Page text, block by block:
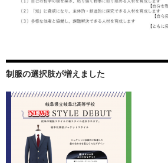
制服の選択肢が増えました